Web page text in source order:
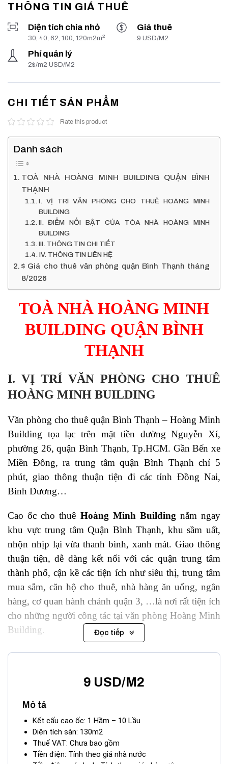
THÔNG TIN GIÁ THUÊ
Diện tích chia nhỏ
30, 40, 62, 100, 120m2m2
Giá thuê
9 USD/M2
Phí quản lý
2$/m2 USD/M2
CHI TIẾT SẢN PHẨM
Rate this product
Danh sách
TOÀ NHÀ HOÀNG MINH BUILDING QUẬN BÌNH
THẠNH
I. VỊ TRÍ VĂN PHÒNG CHO THUÊ HOÀNG MINH
BUILDING
II. ĐIỂM NỔI BẬT CỦA TÒA NHÀ HOÀNG MINH
BUILDING
III. THÔNG TIN CHI TIẾT
IV. THÔNG TIN LIÊN HỆ
$ Giá cho thuê văn phòng quận Bình Thạnh tháng
8/2026
TOÀ NHÀ HOÀNG MINH
BUILDING QUẬN BÌNH
THẠNH
I. VỊ TRÍ VĂN PHÒNG CHO THUÊ
HOÀNG MINH BUILDING
Văn phòng cho thuê quận Bình Thạnh – Hoàng Minh
Building tọa lạc trên mặt tiền đường Nguyễn Xí,
phường 26, quận Bình Thạnh, Tp.HCM. Gần Bến xe
Miền Đông, ra trung tâm quận Bình Thạnh chỉ 5
phút, giao thông thuận tiện đi các tỉnh Đồng Nai,
Bình Dương…
Cao ốc cho thuê Hoàng Minh Building nằm ngay
khu vực trung tâm Quận Bình Thạnh, khu sầm uất,
nhộn nhịp lại vừa thanh bình, xanh mát. Giao thông
thuận tiện, dễ dàng kết nối với các quận trung tâm
thành phố, cận kề các tiện ích như siêu thị, trung tâm
mua sắm, căn hộ cho thuê, nhà hàng ăn uống, ngân
hàng, cơ quan hành chánh quận 3, …là nơi rất tiện ích
cho những người công tác tại văn phòng Hoàng Minh
Building.
II. ĐIỂM NỔI BẬT CỦA TÒA NHÀ
hiện đại, mang nét sang trọng, thể hiện tính cởi mở và
nét văn hóa mới trong kinh doanh, tạo một cảm giác
thoải mái khi làm việc. Tòa nhà Hoàng Minh được
xây dựng trên diện tích sàn xấp xỉ 130m2 bao gồm
Đọc tiếp
9 USD/M2
Mô tả
Kết cấu cao ốc: 1 Hầm – 10 Lầu
Diện tích sàn: 130m2
Thuế VAT: Chưa bao gồm
Tiền điện: Tính theo giá nhà nước